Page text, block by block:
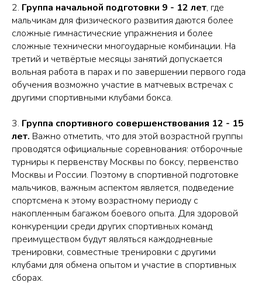
2. Группа начальной подготовки 9 - 12 лет, где
мальчикам для физического развития даются более
сложные гимнастические упражнения и более
сложные технически многоударные комбинации. На
третий и четвёртые месяцы занятий допускается
вольная работа в парах и по завершении первого года
обучения возможно участие в матчевых встречах с
другими спортивными клубами бокса.
3. Группа спортивного совершенствования 12 - 15
лет. Важно отметить, что для этой возрастной группы
проводятся официальные соревнования: отборочные
турниры к первенству Москвы по боксу, первенство
Москвы и России. Поэтому в спортивной подготовке
мальчиков, важным аспектом является, подведение
спортсмена к этому возрастному периоду с
накопленным багажом боевого опыта. Для здоровой
конкуренции среди других спортивных команд
преимуществом будут являться каждодневные
тренировки, совместные тренировки с другими
клубами для обмена опытом и участие в спортивных
сборах.